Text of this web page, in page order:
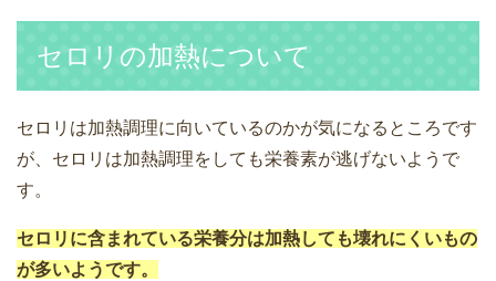
セロリの加熱について
セロリは加熱調理に向いているのかが気になるところです
が、セロリは加熱調理をしても栄養素が逃げないようで
す。
セロリに含まれている栄養分は加熱しても壊れにくいもの
が多いようです。